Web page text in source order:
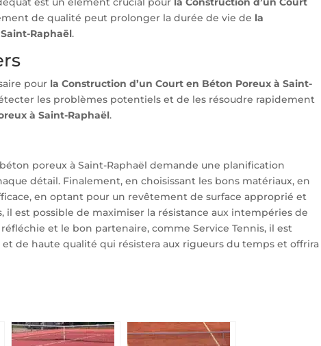
de qualité peut prolonger la durée de vie de la
Raphaël.
pour la Construction d’un Court en Béton Poreux à Saint-
les problèmes potentiels et de les résoudre rapidement
à Saint-Raphaël.
poreux à Saint-Raphaël demande une planification
détail. Finalement, en choisissant les bons matériaux, en
en optant pour un revêtement de surface approprié et
est possible de maximiser la résistance aux intempéries de
et le bon partenaire, comme Service Tennis, il est
de haute qualité qui résistera aux rigueurs du temps et offrira